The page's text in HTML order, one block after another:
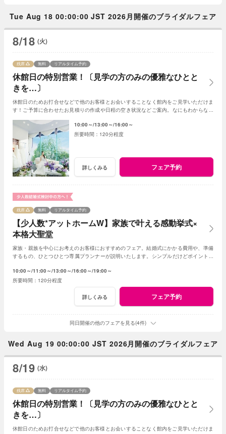
Tue Aug 18 00:00:00 JST 2026月開催のブライダルフェア
8/18 (火)
休館日の特別営業！〔見学の方のみの優雅なひとと
きを…〕
残席 無料 リアルタイム予約
休館日のためお打合せなどで他のお客様とお会いすることなく館内をご見学いただけま
す！ご予算に合わせたお見積りの作成や日程の空き状況などご案内。なにもわからなく
10:00～ 13:00～ 16:00～
120分程度
詳しくみる フェア予約
【少人数*アットホームW】家族で叶える感動挙式×
本格大聖堂
残席 無料 リアルタイム予約
家族・親族を中心にお考えのお客様におすすめのフェア。結婚式にかかる費用や、準備
するもの、ひとつひとつ専属プランナーが説明いたします。シンプルだけどポイントを
10:00～ 11:00～ 13:00～ 16:00～ 19:00～
120分程度
詳しくみる フェア予約
同日開催の他のフェアを見る(4件)
Wed Aug 19 00:00:00 JST 2026月開催のブライダルフェア
8/19 (水)
休館日の特別営業！〔見学の方のみの優雅なひとと
きを…〕
残席 無料 リアルタイム予約
休館日のためお打合せなどで他のお客様とお会いすることなく館内をご見学いただけま